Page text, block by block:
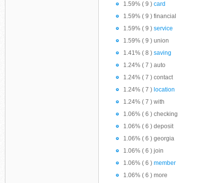
1.59% ( 9 ) card
1.59% ( 9 ) financial
1.59% ( 9 ) service
1.59% ( 9 ) union
1.41% ( 8 ) saving
1.24% ( 7 ) auto
1.24% ( 7 ) contact
1.24% ( 7 ) location
1.24% ( 7 ) with
1.06% ( 6 ) checking
1.06% ( 6 ) deposit
1.06% ( 6 ) georgia
1.06% ( 6 ) join
1.06% ( 6 ) member
1.06% ( 6 ) more